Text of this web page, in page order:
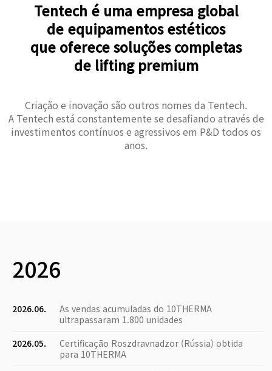
Tentech é uma empresa global
de equipamentos estéticos
que oferece soluções completas
de lifting premium
Criação e inovação são outros nomes da Tentech.
A Tentech está constantemente se desafiando através de
investimentos contínuos e agressivos em P&D todos os
anos.
2026
2026.06.
As vendas acumuladas do 10THERMA
ultrapassaram 1.800 unidades
2026.05.
Certificação Roszdravnadzor (Rússia) obtida
para 10THERMA